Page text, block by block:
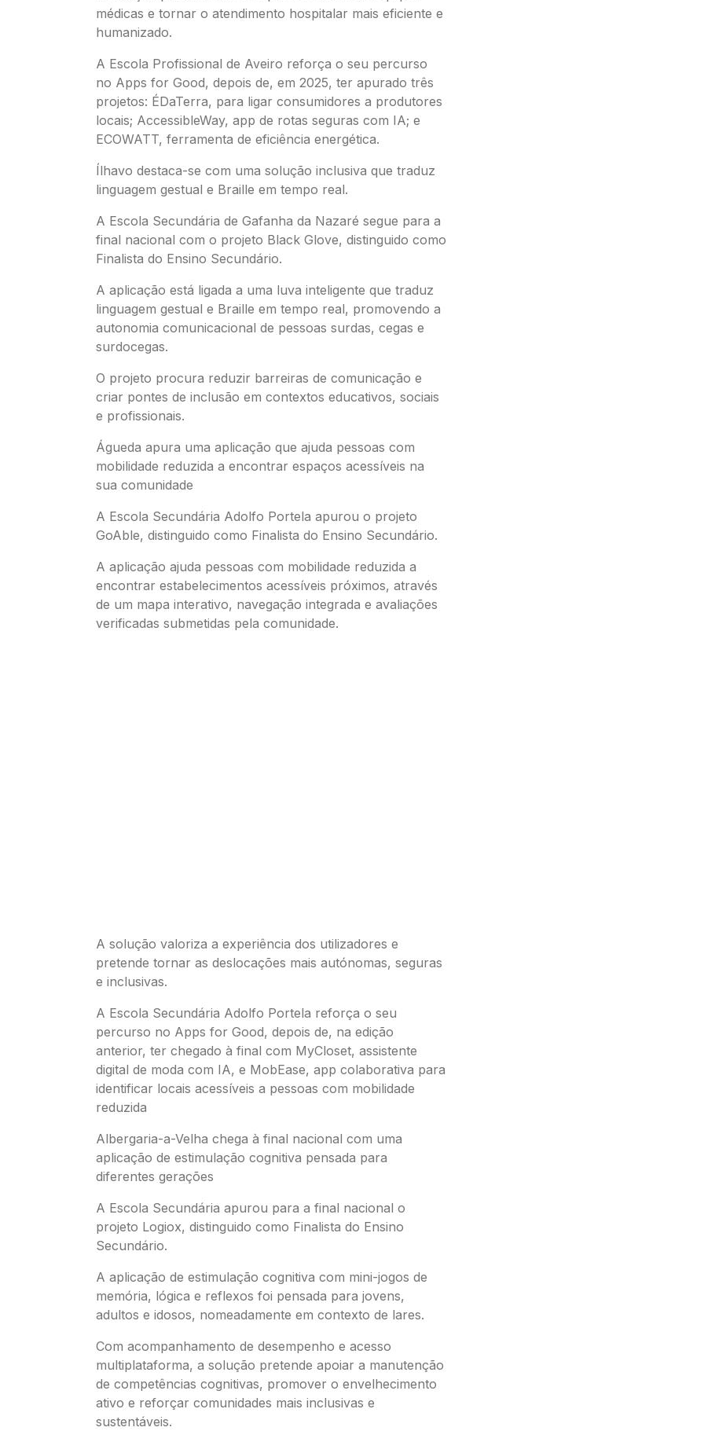
médicas e tornar o atendimento hospitalar mais eficiente e
humanizado.
A Escola Profissional de Aveiro reforça o seu percurso
no Apps for Good, depois de, em 2025, ter apurado três
projetos: ÉDaTerra, para ligar consumidores a produtores
locais; AccessibleWay, app de rotas seguras com IA; e
ECOWATT, ferramenta de eficiência energética.
Ílhavo destaca-se com uma solução inclusiva que traduz
linguagem gestual e Braille em tempo real.
A Escola Secundária de Gafanha da Nazaré segue para a
final nacional com o projeto Black Glove, distinguido como
Finalista do Ensino Secundário.
A aplicação está ligada a uma luva inteligente que traduz
linguagem gestual e Braille em tempo real, promovendo a
autonomia comunicacional de pessoas surdas, cegas e
surdocegas.
O projeto procura reduzir barreiras de comunicação e
criar pontes de inclusão em contextos educativos, sociais
e profissionais.
Águeda apura uma aplicação que ajuda pessoas com
mobilidade reduzida a encontrar espaços acessíveis na
sua comunidade
A Escola Secundária Adolfo Portela apurou o projeto
GoAble, distinguido como Finalista do Ensino Secundário.
A aplicação ajuda pessoas com mobilidade reduzida a
encontrar estabelecimentos acessíveis próximos, através
de um mapa interativo, navegação integrada e avaliações
verificadas submetidas pela comunidade.
A solução valoriza a experiência dos utilizadores e
pretende tornar as deslocações mais autónomas, seguras
e inclusivas.
A Escola Secundária Adolfo Portela reforça o seu
percurso no Apps for Good, depois de, na edição
anterior, ter chegado à final com MyCloset, assistente
digital de moda com IA, e MobEase, app colaborativa para
identificar locais acessíveis a pessoas com mobilidade
reduzida
Albergaria-a-Velha chega à final nacional com uma
aplicação de estimulação cognitiva pensada para
diferentes gerações
A Escola Secundária apurou para a final nacional o
projeto Logiox, distinguido como Finalista do Ensino
Secundário.
A aplicação de estimulação cognitiva com mini-jogos de
memória, lógica e reflexos foi pensada para jovens,
adultos e idosos, nomeadamente em contexto de lares.
Com acompanhamento de desempenho e acesso
multiplataforma, a solução pretende apoiar a manutenção
de competências cognitivas, promover o envelhecimento
ativo e reforçar comunidades mais inclusivas e
sustentáveis.